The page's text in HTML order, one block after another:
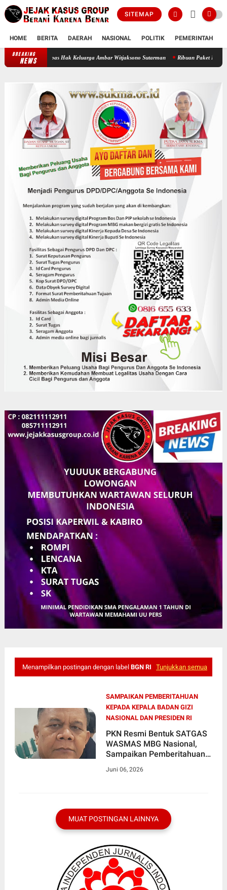
SITEMAP
HOME BERITA DAERAH NASIONAL POLITIK PEMERINTAH
BREAKING
NEWSOknum Polisi Kebon Jeruk Jadi Backing Mafia Tanah Merampas Hak Keluarga
Menampilkan postingan dengan label BGN RI Tunjukkan semua
SAMPAIKAN PEMBERITAHUAN
KEPADA KEPALA BADAN GIZI
NASIONAL DAN PRESIDEN RI
PKN Resmi Bentuk SATGAS
WASMAS MBG Nasional,
Sampaikan Pemberitahuan
Nasional dan Presiden RI
Juni 06, 2026
MUAT POSTINGAN LAINNYA